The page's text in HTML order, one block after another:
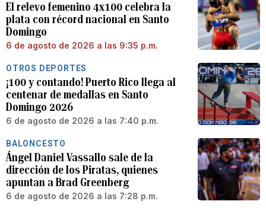
El relevo femenino 4x100 celebra la
plata con récord nacional en Santo
Domingo
6 de agosto de 2026 a las 9:35 p.m.
OTROS DEPORTES
¡100 y contando! Puerto Rico llega al
centenar de medallas en Santo
Domingo 2026
6 de agosto de 2026 a las 7:40 p.m.
BALONCESTO
Ángel Daniel Vassallo sale de la
dirección de los Piratas, quienes
apuntan a Brad Greenberg
6 de agosto de 2026 a las 7:28 p.m.